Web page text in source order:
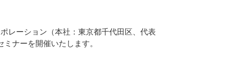
レーション（本社：東京都千代田区、代表
ナーを開催いたします。